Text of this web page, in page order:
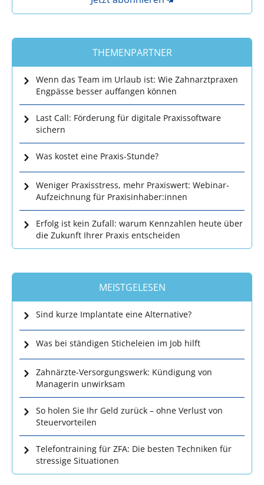
THEMENPARTNER
Wenn das Team im Urlaub ist: Wie Zahnarztpraxen
Engpässe besser auffangen können
Last Call: Förderung für digitale Praxissoftware
sichern
Was kostet eine Praxis-Stunde?
Weniger Praxisstress, mehr Praxiswert: Webinar-
Aufzeichnung für Praxisinhaber:innen
Erfolg ist kein Zufall: warum Kennzahlen heute über
die Zukunft Ihrer Praxis entscheiden
MEISTGELESEN
Sind kurze Implantate eine Alternative?
Was bei ständigen Sticheleien im Job hilft
Zahnärzte-Versorgungswerk: Kündigung von
Managerin unwirksam
So holen Sie Ihr Geld zurück – ohne Verlust von
Steuervorteilen
Telefontraining für ZFA: Die besten Techniken für
stressige Situationen